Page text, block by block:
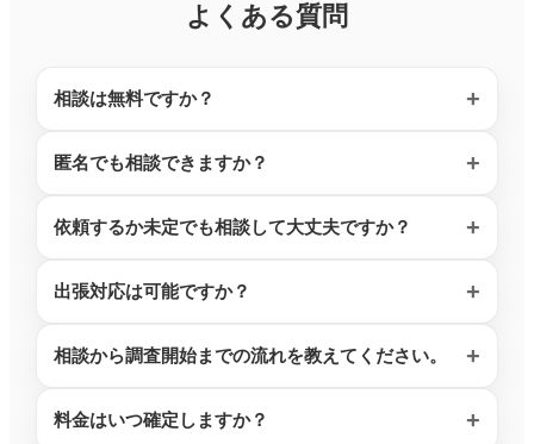
よくある質問
相談は無料ですか？
匿名でも相談できますか？
依頼するか未定でも相談して大丈夫ですか？
出張対応は可能ですか？
相談から調査開始までの流れを教えてください。
料金はいつ確定しますか？